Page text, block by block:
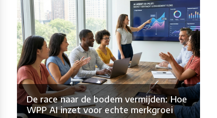
De race naar de bodem vermijden: Hoe
WPP AI inzet voor echte merkgroei